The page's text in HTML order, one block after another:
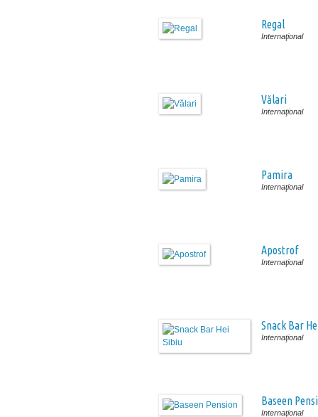
Regal
Internaţional
Vălari
Internaţional
Pamira
Internaţional
Apostrof
Internaţional
Snack Bar
Internaţional
Baseen
Internaţional